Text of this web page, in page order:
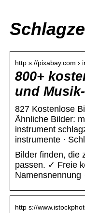
http s://pixabay.com ›
800+
und
827 Kostenlose
Ähnliche Bilder:
instrument
instrumente ·
Bilder finden, die
passen. ✓ Freie
http s://